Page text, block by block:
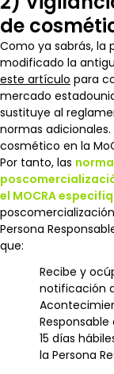
de
Como ya sabrás, la
modificado la
este artículo para
mercado
sustituye al
normas
cosmético en la
Por tanto, las
el MOCRA
Persona
que:
Recibe y
notificación
15 días
la Persona